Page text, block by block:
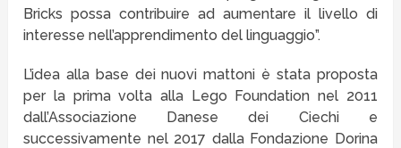
Bricks possa contribuire ad aumentare il livello di
interesse nell’apprendimento del linguaggio”.
L’idea alla base dei nuovi mattoni è stata proposta
per la prima volta alla Lego Foundation nel 2011
dall’Associazione Danese dei Ciechi e
successivamente nel 2017 dalla Fondazione Dorina